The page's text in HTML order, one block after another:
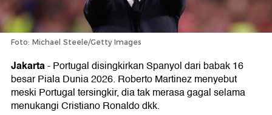
Foto: Michael Steele/Getty Images
Jakarta-Portugal disingkirkan Spanyol dari babak 16
besar Piala Dunia 2026. Roberto Martinez menyebut
meski Portugal tersingkir, dia tak merasa gagal selama
menukangi Cristiano Ronaldo dkk.